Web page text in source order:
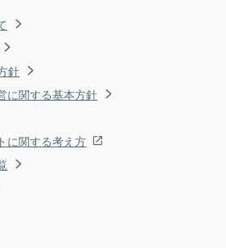
針
に関する基本方針
に関する考え方